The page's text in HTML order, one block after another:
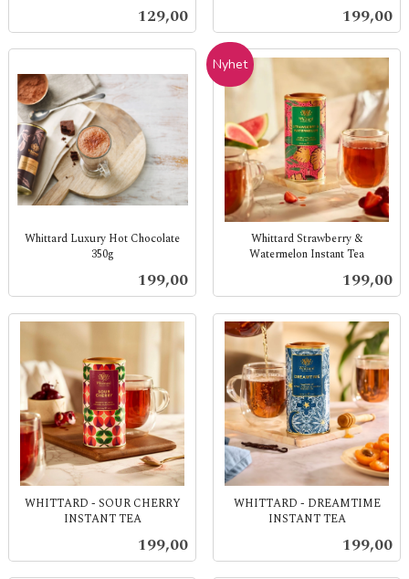
Pris
129,00 Pris
199,00
Whittard Luxury Hot Chocolate
350g
Pris
199,00
Whittard Strawberry &
Watermelon Instant Tea
Pris
199,00
Nyhet
WHITTARD - SOUR CHERRY
INSTANT TEA
Pris
199,00
WHITTARD - DREAMTIME
INSTANT TEA
Pris
199,00